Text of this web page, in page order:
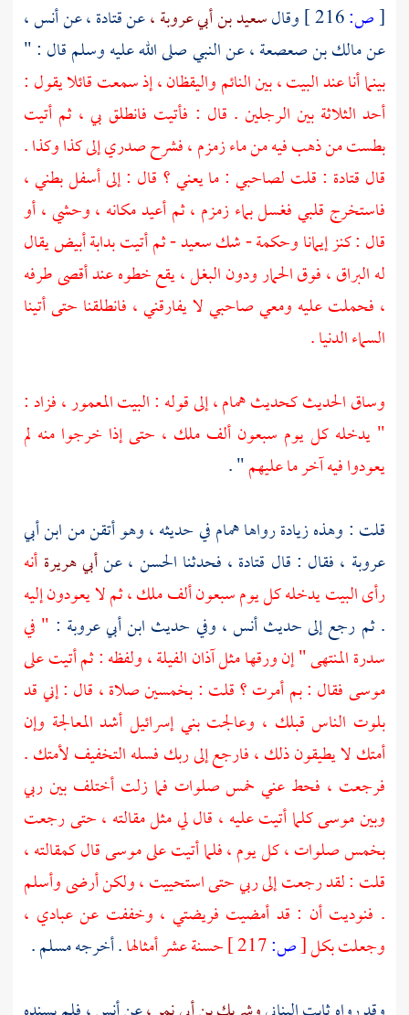
[ص: وقالسعيد بن أبي عروبة ،عنقتادة ،عنأنس ،
عنمالك بن صعصعة ،عن النبي صلى الله عليه وسلم قال : "
بينما أنا عند البيت ، بين النائم واليقظان ، إذ سمعت قائلا يقول :
أحد الثلاثة بين الرجلين . قال : فأتيت فانطلق بي ، ثم أتيت
بطست من ذهب فيه من ماء زمزم ، فشرح صدري إلى كذا وكذا .
قال قتادة : قلت لصاحبي : ما يعني ؟ قال : إلى أسفل بطني ،
فاستخرج قلبي فغسل بماء زمزم ، ثم أعيد مكانه ، وحشي ، أو
قال : كنز إيمانا وحكمة - شك سعيد - ثم أتيت بدابة أبيض يقال
له البراق ، فوق الحمار ودون البغل ، يقع خطوه عند أقصى طرفه
، فحملت عليه ومعي صاحبي لا يفارقني ، فانطلقنا حتى أتينا
السماء الدنيا .
وساق الحديث كحديثهمام ،إلى قوله : البيت المعمور ، فزاد :
" يدخله كل يوم سبعون ألف ملك ، حتى إذا خرجوا منه لم
يعودوا فيه آخر ما عليهم" .
قلت : وهذه زيادة رواهاهمامفي حديثه ، وهو أتقن منابن أبي
عروبة ، فقال : قال قتادة ، فحدثنا الحسن ،عنأبي هريرة أنه
رأى البيت يدخله كل يوم سبعون ألف ملك ، ثم لا يعودون إليه
. ثم رجع إلى حديثأنس ، وفي حديث ابن أبي عروبة : " في
سدرة المنتهى " إن ورقها مثل آذان الفيلة ، ولفظه : ثم أتيت على
موسىفقال : بم أمرت ؟ قلت : بخمسين صلاة ، قال : إني قد
بلوت الناس قبلك ، وعالجتبني إسرائيل أشد المعالجة وإن
أمتك لا يطيقون ذلك ، فارجع إلى ربك فسله التخفيف لأمتك .
فرجعت ، فحط عني خمس صلوات فما زلت أختلف بين ربي
وبينموسىكلما أتيت عليه ، قال لي مثل مقالته ، حتى رجعت
بخمس صلوات ، كل يوم ، فلما أتيت علىموسىقال كمقالته ،
قلت : لقد رجعت إلى ربي حتى استحييت ، ولكن أرضى وأسلم
. فنوديت أن : قد أمضيت فريضتي ، وخففت عن عبادي ،
وجعلت بكل[ص: حسنة عشر أمثالها. أخرجهمسلم.